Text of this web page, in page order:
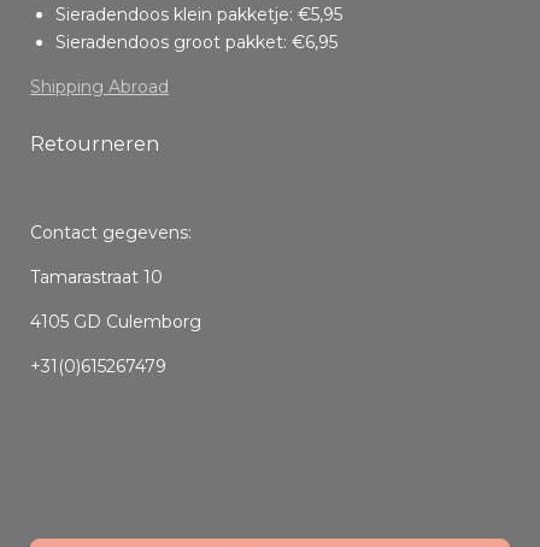
Sieradendoos klein pakketje: €5,95
Sieradendoos groot pakket: €6,95
Shipping Abroad
Retourneren
Contact gegevens:
Tamarastraat 10
4105 GD Culemborg
+31(0)615267479